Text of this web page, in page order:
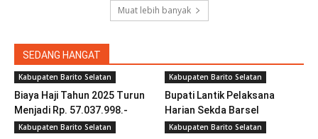
Muat lebih banyak
SEDANG HANGAT
Kabupaten Barito Selatan
Biaya Haji Tahun 2025 Turun
Menjadi Rp. 57.037.998.-
Kabupaten Barito Selatan
Bupati Lantik Pelaksana
Harian Sekda Barsel
Kabupaten Barito Selatan Kabupaten Barito Selatan